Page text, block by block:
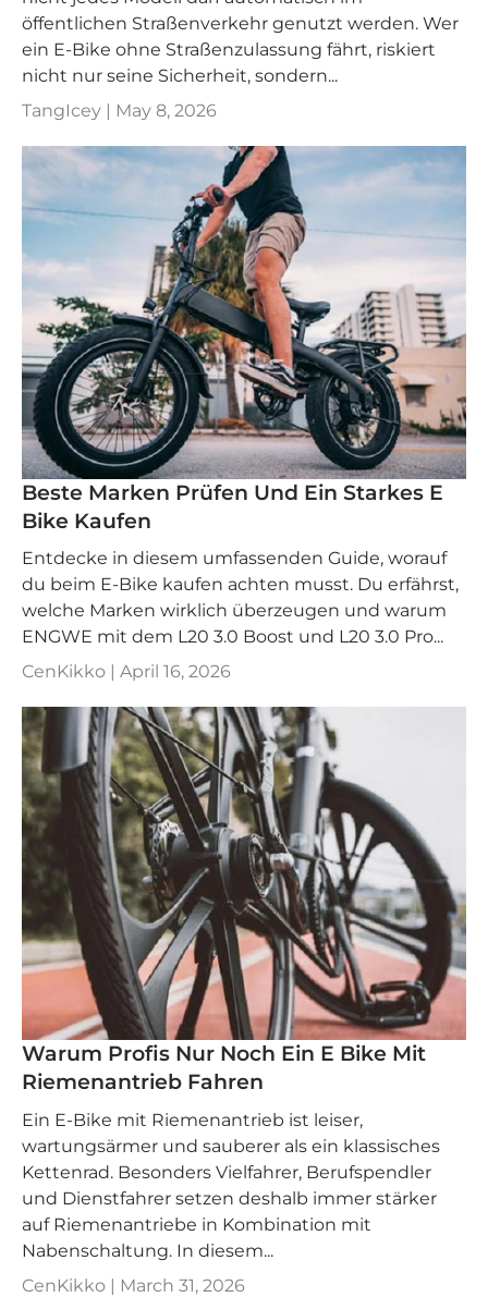
öffentlichen Straßenverkehr genutzt werden. Wer
ein E-Bike ohne Straßenzulassung fährt, riskiert
nicht nur seine Sicherheit, sondern...
TangIcey | May 8, 2026
Beste Marken Prüfen Und Ein Starkes E
Bike Kaufen
Entdecke in diesem umfassenden Guide, worauf
du beim E-Bike kaufen achten musst. Du erfährst,
welche Marken wirklich überzeugen und warum
ENGWE mit dem L20 3.0 Boost und L20 3.0 Pro...
CenKikko | April 16, 2026
Warum Profis Nur Noch Ein E Bike Mit
Riemenantrieb Fahren
Ein E‑Bike mit Riemenantrieb ist leiser,
wartungsärmer und sauberer als ein klassisches
Kettenrad. Besonders Vielfahrer, Berufspendler
und Dienstfahrer setzen deshalb immer stärker
auf Riemenantriebe in Kombination mit
Nabenschaltung. In diesem...
CenKikko | March 31, 2026